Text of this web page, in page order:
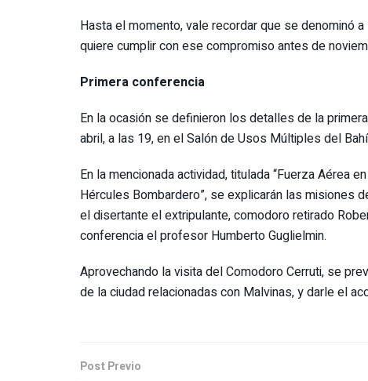
Hasta el momento, vale recordar que se denominó
quiere cumplir con ese compromiso antes de
Primera conferencia
En la ocasión se definieron los detalles de la
abril, a las 19, en el Salón de Usos Múltiples del
En la mencionada actividad, titulada “Fuerza Aérea
Hércules Bombardero”, se explicarán las misiones
el disertante el extripulante, comodoro retirado
conferencia el profesor Humberto Guglielmin.
Aprovechando la visita del Comodoro Cerruti, se
de la ciudad relacionadas con Malvinas, y darle el
Post Previo